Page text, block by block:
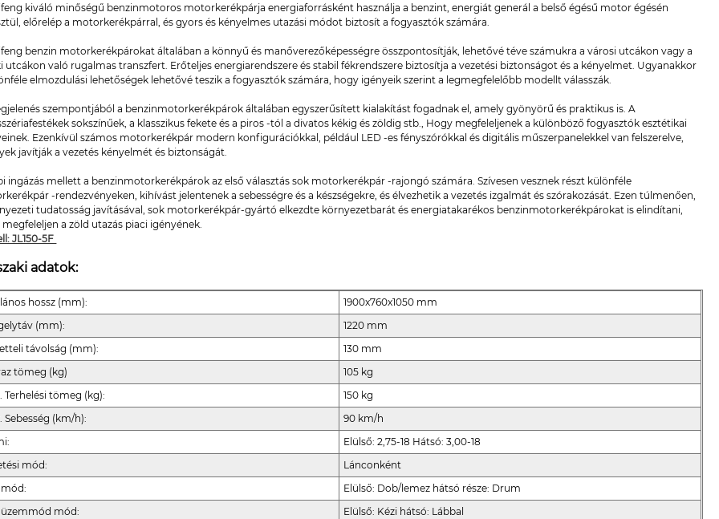
kiváló minőségű benzinmotoros motorkerékpárja energiaforrásként használja a benzint, energiát generál a belső égésű motor égésén
előrelép a motorkerékpárral, és gyors és kényelmes utazási módot biztosít a fogyasztók számára.
benzin motorkerékpárokat általában a könnyű és manőverezőképességre összpontosítják, lehetővé téve számukra a városi utcákon vagy a
utcákon való rugalmas transzfert. Erőteljes energiarendszere és stabil fékrendszere biztosítja a vezetési biztonságot és a kényelmet. Ugyanakkor
elmozdulási lehetőségek lehetővé teszik a fogyasztók számára, hogy igényeik szerint a legmegfelelőbb modellt válasszák.
szempontjából a benzinmotorkerékpárok általában egyszerűsített kialakítást fogadnak el, amely gyönyörű és praktikus is. A
sokszínűek, a klasszikus fekete és a piros -tól a divatos kékig és zöldig stb., Hogy megfeleljenek a különböző fogyasztók esztétikai
Ezenkívül számos motorkerékpár modern konfigurációkkal, például LED -es fényszórókkal és digitális műszerpanelekkel van felszerelve,
javítják a vezetés kényelmét és biztonságát.
ingázás mellett a benzinmotorkerékpárok az első választás sok motorkerékpár -rajongó számára. Szívesen vesznek részt különféle
-rendezvényeken, kihívást jelentenek a sebességre és a készségekre, és élvezhetik a vezetés izgalmát és szórakozását. Ezen túlmenően,
tudatosság javításával, sok motorkerékpár-gyártó elkezdte környezetbarát és energiatakarékos benzinmotorkerékpárokat is elindítani,
a zöld utazás piaci igényének.
JL150-5F
adatok:
hossz (mm):
1900x760x1050 mm
(mm):
1220 mm
távolság (mm):
130 mm
tömeg (kg)
105 kg
Terhelési tömeg (kg):
150 kg
Sebesség (km/h):
90 km/h
Elülső: 2,75-18 Hátsó: 3,00-18
mód:
Lánconként
mód:
Elülső: Dob/lemez hátsó része: Drum
üzemmód mód:
Elülső: Kézi hátsó: Lábbal